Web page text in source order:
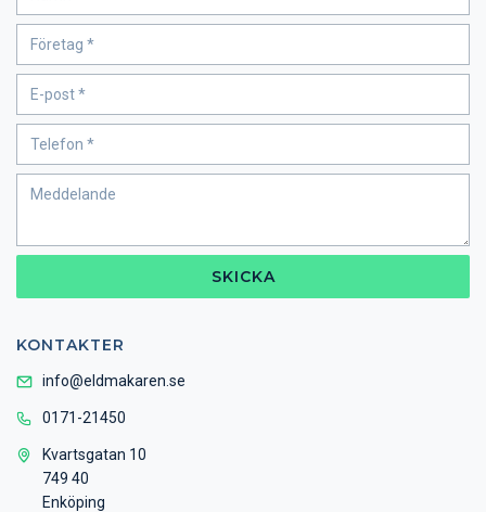
SKICKA
KONTAKTER
info@eldmakaren.se
0171-21450
Kvartsgatan 10
749 40
Enköping